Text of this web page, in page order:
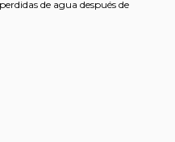
de agua después de